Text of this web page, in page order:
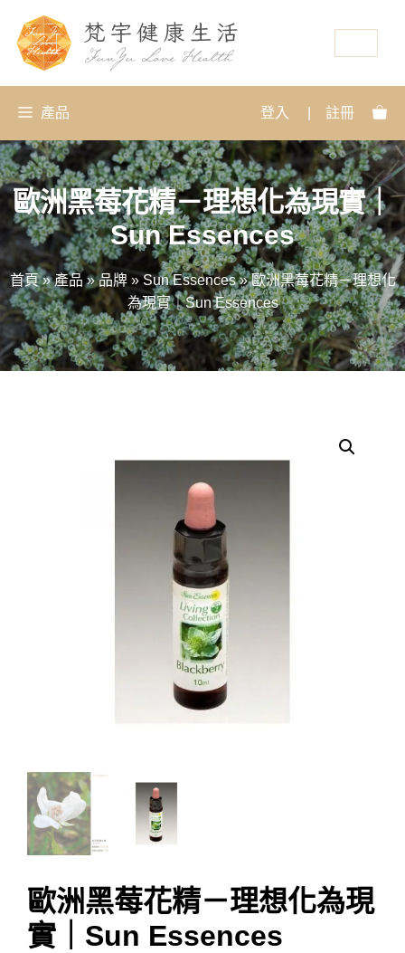
產品 登入 註冊
歐洲黑莓花精－理想化為現實｜
Sun Essences
首頁 » 產品 » 品牌 » Sun Essences » 歐洲黑莓花精－理想化
為現實｜Sun Essences
歐洲黑莓花精－理想化為現
實｜Sun Essences